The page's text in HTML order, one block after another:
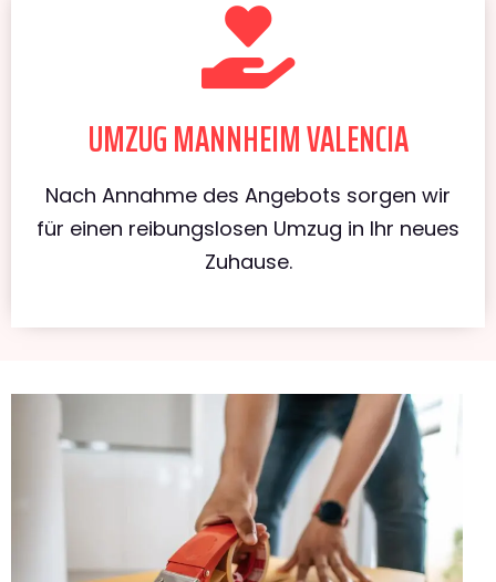
UMZUG MANNHEIM VALENCIA
Nach Annahme des Angebots sorgen wir
für einen reibungslosen Umzug in Ihr neues
Zuhause.